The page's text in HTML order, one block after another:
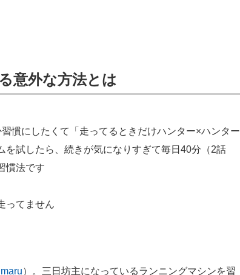
意外な方法とは
慣にしたくて「走ってるときだけハンター×ハンター
試したら、続きが気になりすぎて毎日40分（2話
慣法です
ってません
）。三日坊主になっているランニングマシンを習